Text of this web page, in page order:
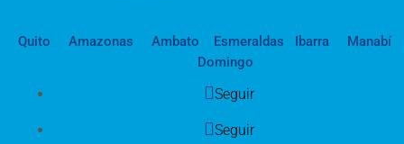
Quito Amazonas Ambato Esmeraldas Ibarra
Manabí
Domingo
Seguir
Seguir